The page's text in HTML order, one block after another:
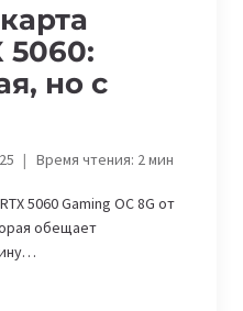
5060:
но с
Время чтения: 2мин
5060 Gaming OC 8G от
обещает